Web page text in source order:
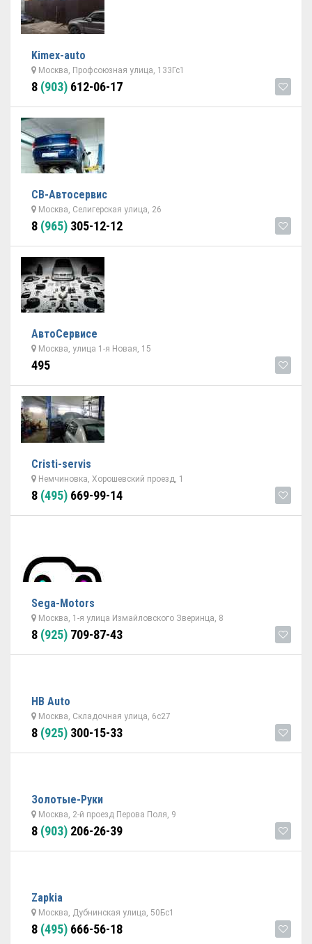
Kimex-auto
Москва, Профсоюзная улица, 133Гс1
8 (903) 612-06-17
СВ-Автосервис
Москва, Селигерская улица, 26
8 (965) 305-12-12
АвтоСервисе
Москва, улица 1-я Новая, 15
495
Cristi-servis
Немчиновка, Хорошевский проезд, 1
8 (495) 669-99-14
Sega-Motors
Москва, 1-я улица Измайловского Зверинца, 8
8 (925) 709-87-43
НВ Auto
Москва, Складочная улица, 6с27
8 (925) 300-15-33
Золотые-Руки
Москва, 2-й проезд Перова Поля, 9
8 (903) 206-26-39
Zapkia
Москва, Дубнинская улица, 50Бс1
8 (495) 666-56-18